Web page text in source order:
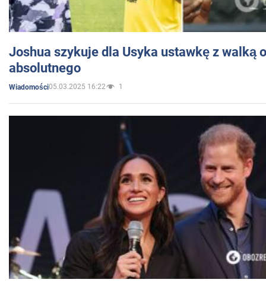
Joshua szykuje dla Usyka ustawkę z walką
absolutnego
Wiadomości05.03.2025 16:22 1